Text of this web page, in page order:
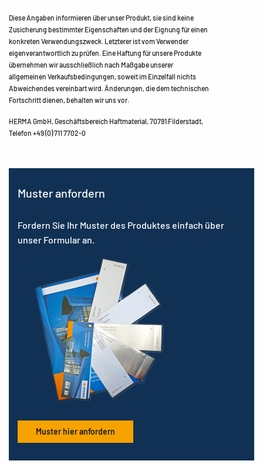
Diese Angaben informieren über unser Produkt, sie sind keine
Zusicherung bestimmter Eigenschaften und der Eignung für einen
konkreten Verwendungszweck. Letzterer ist vom Verwender
eigenverantwortlich zu prüfen. Eine Haftung für unsere Produkte
übernehmen wir ausschließlich nach Maßgabe unserer
allgemeinen Verkaufsbedingungen, soweit im Einzelfall nichts
Abweichendes vereinbart wird. Änderungen, die dem technischen
Fortschritt dienen, behalten wir uns vor.
HERMA GmbH, Geschäftsbereich Haftmaterial, 70791 Filderstadt,
Telefon +49 (0) 711 7702-0
Muster anfordern
Fordern Sie Ihr Muster des Produktes einfach über
unser Formular an.
Muster hier anfordern